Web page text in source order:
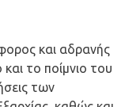
και αδρανής
το ποίμνιο του
των